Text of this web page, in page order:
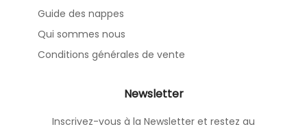
Guide des nappes
Qui sommes nous
Conditions générales de vente
Newsletter
Inscrivez-vous à la Newsletter et restez au